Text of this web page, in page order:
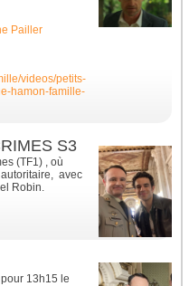
Pailler
videos/petits-
hamon-famille-
S3
(TF1) , où
avec
Robin.
13h15 le